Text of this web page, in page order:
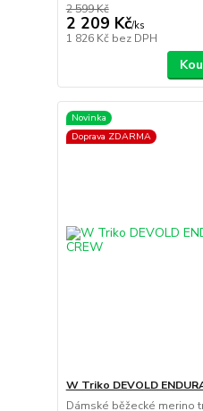
2 599 Kč
2 209 Kč/ks
1 826 Kč bez DPH
Novinka
Doprava ZDARMA
W Triko DEVOLD
Dámské běžecké merino